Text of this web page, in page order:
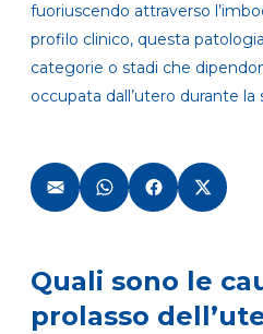
fuoriuscendo attraverso
profilo clinico, questa
categorie o stadi che
occupata dall’utero durante la
Quali sono le
prolasso